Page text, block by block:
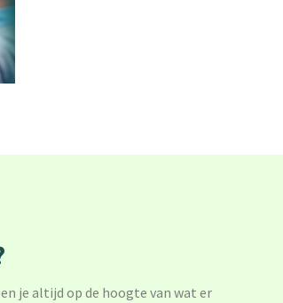
je altijd op de hoogte van wat er